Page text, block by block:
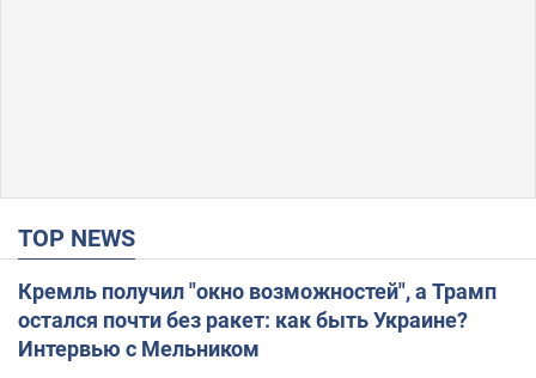
TOP NEWS
Кремль получил "окно возможностей", а Трамп
остался почти без ракет: как быть Украине?
Интервью с Мельником